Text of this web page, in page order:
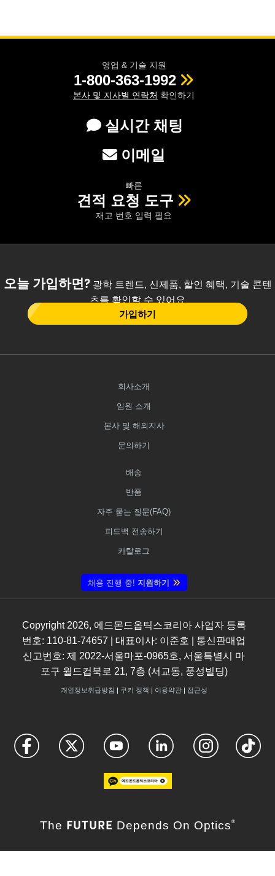
영업 & 기술 지원
1-800-363-1992
본사 및 지사별 연락처 확인하기
실시간 채팅
이메일
빠른
견적 요청 도구
재고 번호 입력 필요
오늘 가입하면?광학 트렌드, 신제품, 할인 혜택, 기술 콘텐
츠를 확인할 수 있어요
가입하기
회사소개
임원 소개
본사 및 해외지사
문의하기
배송
반품
자주 묻는 질문(FAQ)
피드백 전송하기
카탈로그
채용 진행 중! 지원하기
Copyright 2026, 에드몬드옵틱스코리아 사업자 등록
번호: 110-81-74657 | 대표이사: 이준호 | 통신판매업
신고번호: 제 2022-서울마포-0965호, 서울특별시 마
포구 월드컵북로 21, 7층 (서교동, 풍성빌딩)
개인정보취급방침 | 쿠키 정책 | 이용약관| 접근성
The FUTURE Depends On Optics ®